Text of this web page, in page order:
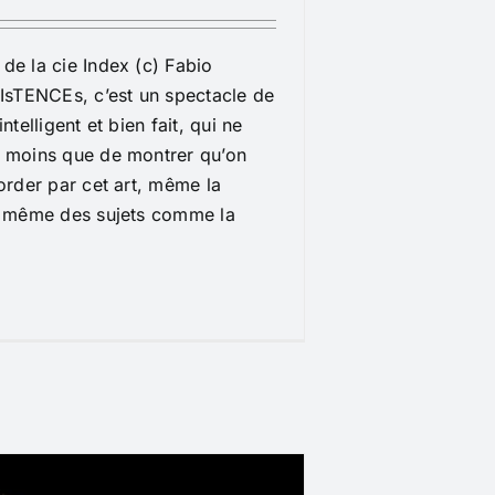
de la cie Index (c) Fabio
c’est un spectacle de
et bien fait, qui ne
que de montrer qu’on
par cet art, même la
des sujets comme la